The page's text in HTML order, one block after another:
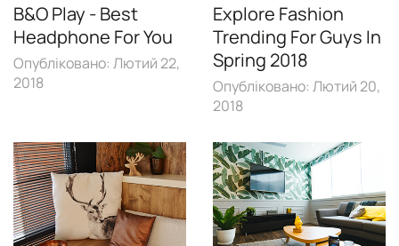
B&O Play - Best
Headphone For You
Опубліковано: Лютий 22,
2018
Explore Fashion
Trending For Guys In
Spring 2018
Опубліковано: Лютий 20,
2018